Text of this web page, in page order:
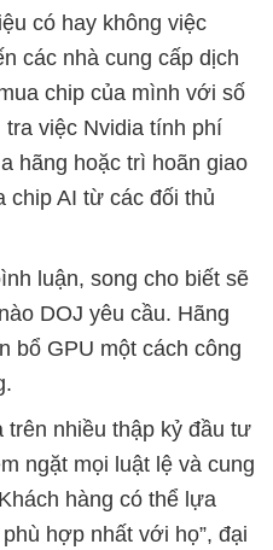
có hay không việc
các nhà cung cấp dịch
chip của mình với số
việc Nvidia tính phí
hãng hoặc trì hoãn giao
chip AI từ các đối thủ
luận, song cho biết sẽ
DOJ yêu cầu. Hãng
bổ GPU một cách công
trên nhiều thập kỷ đầu tư
ngặt mọi luật lệ và cung
hàng có thể lựa
hợp nhất với họ”, đại